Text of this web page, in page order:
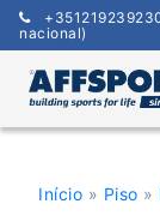
Skip
content
nacional)
Início » Piso »